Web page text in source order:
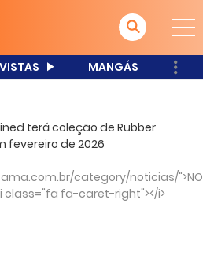
MANGÁS
terá coleção de Rubber
fevereiro de 2026
category/noticias/
class="fa fa-caret-right"></i>